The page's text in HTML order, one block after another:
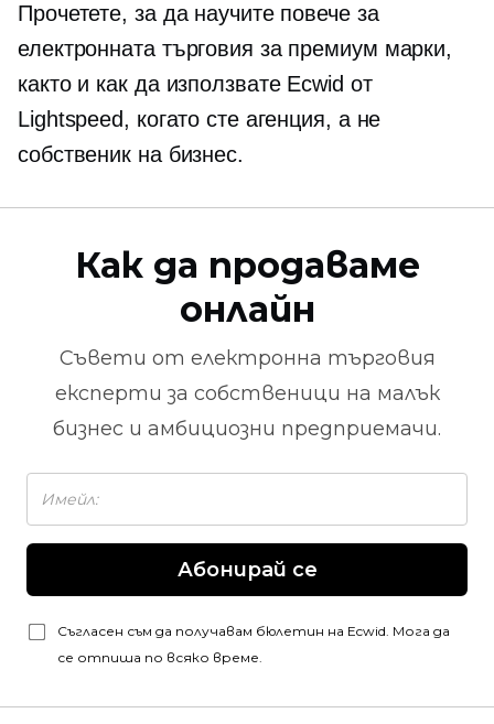
Прочетете, за да научите повече за
електронната търговия за премиум марки,
както и как да използвате Ecwid от
Lightspeed, когато сте агенция, а не
собственик на бизнес.
Как да продаваме
онлайн
Съвети от електронна търговия
експерти за собственици на малък
бизнес и амбициозни предприемачи.
Абонирай се
Съгласен съм да получавам бюлетин на Ecwid. Мога да
се отпиша по всяко време.